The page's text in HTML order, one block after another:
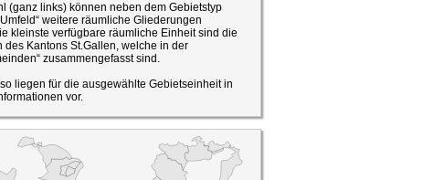
(ganz links) können neben dem Gebietstyp
weitere räumliche Gliederungen
kleinste verfügbare räumliche Einheit sind die
des Kantons St.Gallen, welche in der
zusammengefasst sind.
liegen für die ausgewählte Gebietseinheit in
vor.